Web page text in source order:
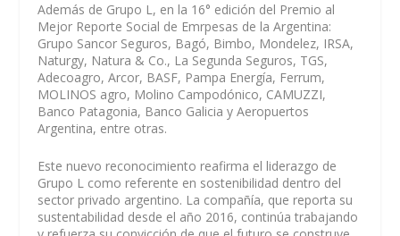
Además de Grupo L, en la 16° edición del Premio al
Mejor Reporte Social de Emrpesas de la Argentina:
Grupo Sancor Seguros, Bagó, Bimbo, Mondelez, IRSA,
Naturgy, Natura & Co., La Segunda Seguros, TGS,
Adecoagro, Arcor, BASF, Pampa Energía, Ferrum,
MOLINOS agro, Molino Campodónico, CAMUZZI,
Banco Patagonia, Banco Galicia y Aeropuertos
Argentina, entre otras.
Este nuevo reconocimiento reafirma el liderazgo de
Grupo L como referente en sostenibilidad dentro del
sector privado argentino. La compañía, que reporta su
sustentabilidad desde el año 2016, continúa trabajando